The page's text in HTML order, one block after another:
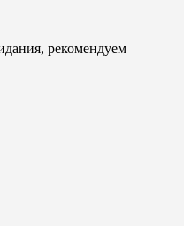
рекомендуем